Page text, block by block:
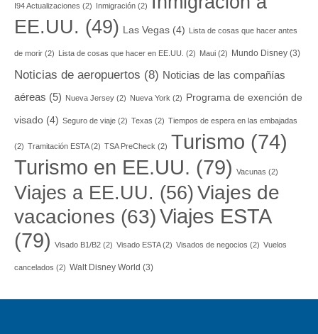
I94 Actualizaciones (2) Inmigración (2)
EE.UU. (49) Las Vegas (4) Lista de cosas que hacer antes
de morir (2) Lista de cosas que hacer en EE.UU. (2) Maui (2) Mundo Disney (3)
Noticias de aeropuertos (8) Noticias de las compañías
aéreas (5) Nueva Jersey (2) Nueva York (2) Programa de exención de
visado (4) Seguro de viaje (2) Texas (2) Tiempos de espera en las embajadas
(2) Tramitación ESTA(2) TSA PreCheck (2) Turismo (74)
Turismo en EE.UU. (79) Vacunas (2)
Viajes a EE.UU. (56)Viajes de
vacaciones (63)Viajes ESTA
(79) Visado B1/B2 (2) Visado ESTA(2) Visados de negocios (2) Vuelos
cancelados (2) Walt Disney World (3)